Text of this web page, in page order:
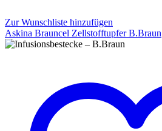
Zur Wunschliste hinzufügen
Askina Brauncel Zellstofftupfer B.Braun
Askina